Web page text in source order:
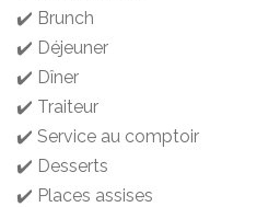
✔️ Brunch
✔️ Déjeuner
✔️ Dîner
✔️ Traiteur
✔️ Service au comptoir
✔️ Desserts
✔️ Places assises